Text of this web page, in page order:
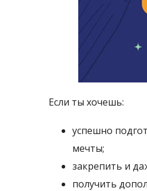
Если ты хочешь:
успешно
мечты;
закрепить и
получить